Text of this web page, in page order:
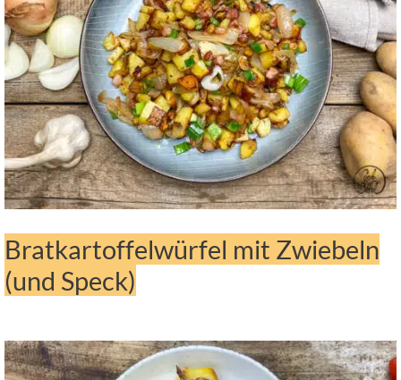
Bratkartoffelwürfel mit Zwiebeln
(und Speck)